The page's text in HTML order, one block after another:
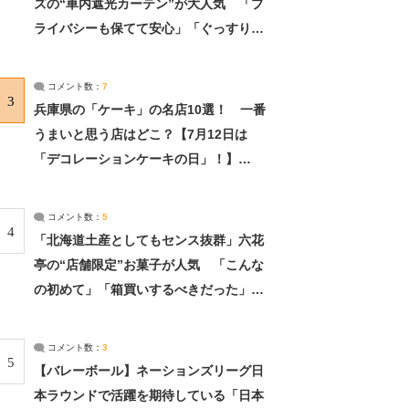
ズの“車内遮光カーテン”が大人気 「プ
ライバシーも保てて安心」「ぐっすり眠
3
コメント数： 7
兵庫県の「ケーキ」の名店10選！ 一番
うまいと思う店はどこ？【7月12日は
「デコレーションケーキの日」！】
4
コメント数： 5
「北海道土産としてもセンス抜群」六花
亭の“店舗限定”お菓子が人気 「こんな
の初めて」「箱買いするべきだった」
5
コメント数： 3
【バレーボール】ネーションズリーグ日
本ラウンドで活躍を期待している「日本